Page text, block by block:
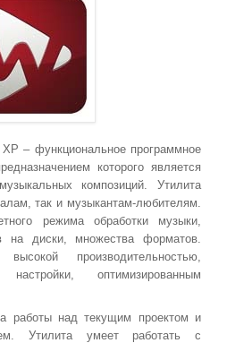
– функциональное программное
которого является
композиций. Утилита
так и музыкантам-любителям.
режима обработки музыки,
на диски, множества форматов.
производительностью,
оптимизированным
работы над текущим проектом и
Утилита умеет работать с